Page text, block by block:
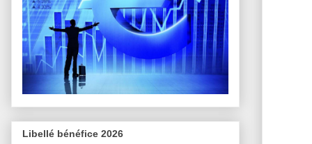
Libellé bénéfice 2026